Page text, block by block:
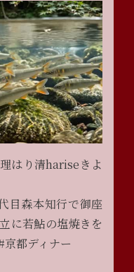
はり清hariseきよ
目森本知行で御座
に若鮎の塩焼きを
京都ディナー